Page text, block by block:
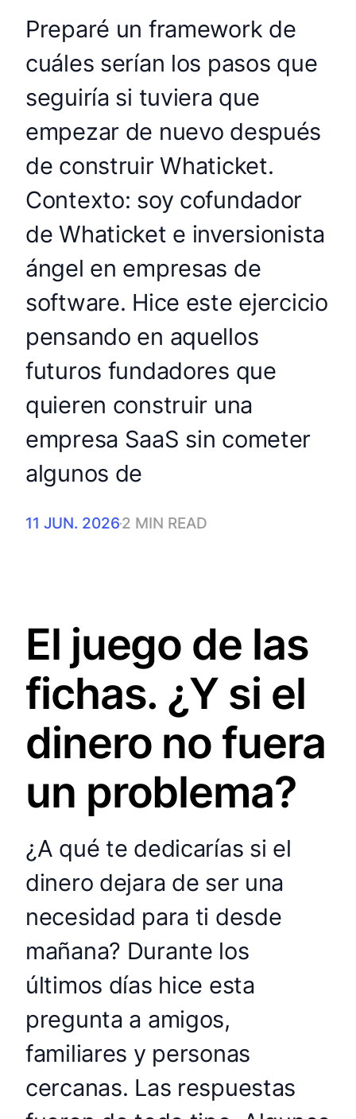
Preparé un framework de
cuáles serían los pasos que
seguiría si tuviera que
empezar de nuevo después
de construir Whaticket.
Contexto: soy cofundador
de Whaticket e inversionista
ángel en empresas de
software. Hice este ejercicio
pensando en aquellos
futuros fundadores que
quieren construir una
empresa SaaS sin cometer
algunos de
11 JUN. 20262 MIN READ
El juego de las
fichas. ¿Y si el
dinero no fuera
un problema?
¿A qué te dedicarías si el
dinero dejara de ser una
necesidad para ti desde
mañana? Durante los
últimos días hice esta
pregunta a amigos,
familiares y personas
cercanas. Las respuestas